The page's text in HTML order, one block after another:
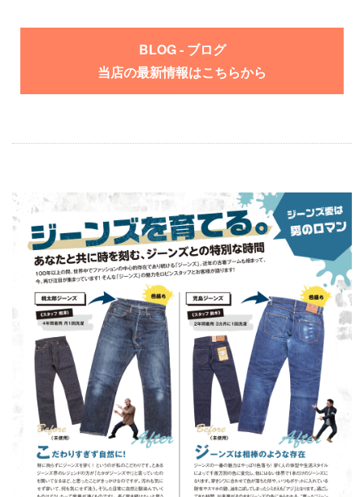
BLOG - ブログ
当店の最新情報はこちらから